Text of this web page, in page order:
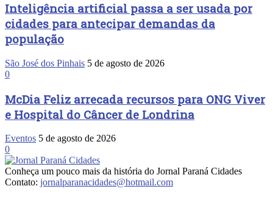
Inteligência artificial passa a ser usada por
cidades para antecipar demandas da
população
São José dos Pinhais 5 de agosto de 2026
0
McDia Feliz arrecada recursos para ONG Viver
e Hospital do Câncer de Londrina
Eventos 5 de agosto de 2026
0
Conheça um pouco mais da história do Jornal Paraná Cidades
Contato: jornalparanacidades@hotmail.com